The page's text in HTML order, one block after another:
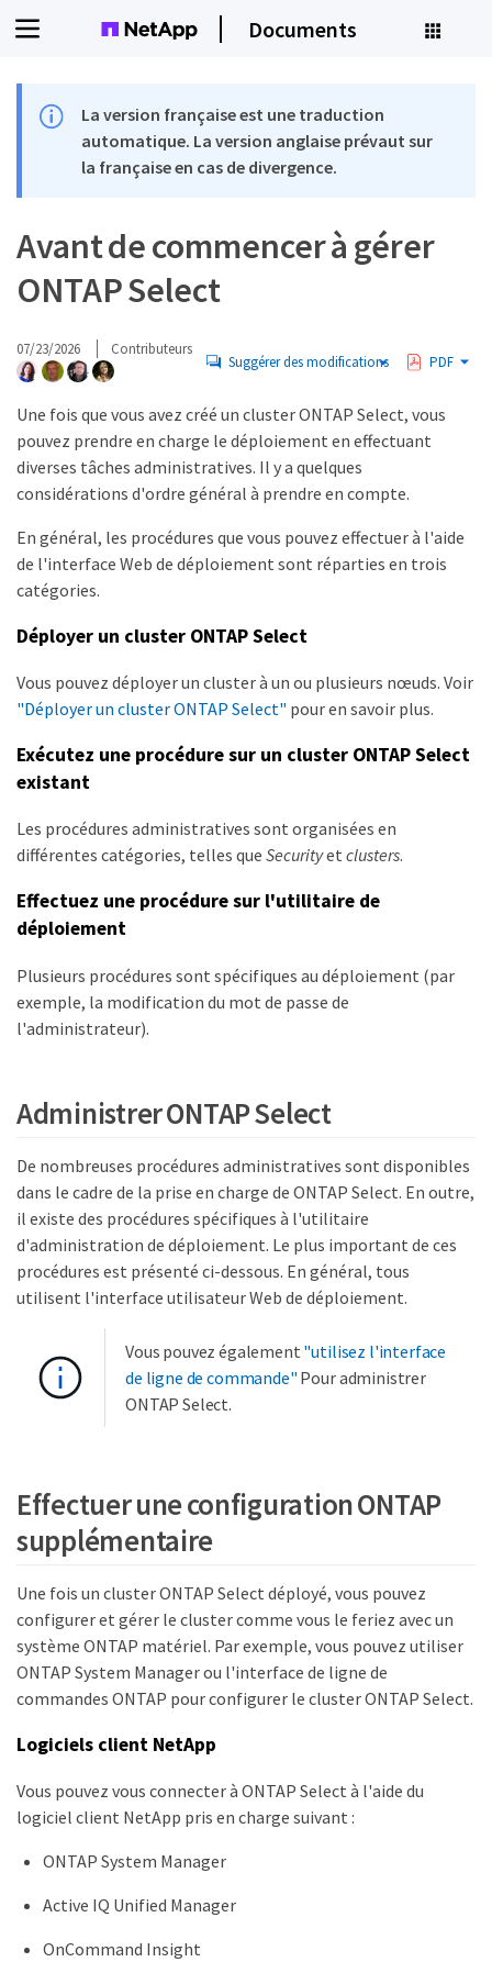
Documents
La version française est une traduction
automatique. La version anglaise prévaut sur
la française en cas de divergence.
Avant de commencer à gérer
ONTAP Select
07/23/2026 Contributeurs
Suggérer des modifications PDF
Une fois que vous avez créé un cluster ONTAP Select, vous
pouvez prendre en charge le déploiement en effectuant
diverses tâches administratives. Il y a quelques
considérations d'ordre général à prendre en compte.
En général, les procédures que vous pouvez effectuer à l'aide
de l'interface Web de déploiement sont réparties en trois
catégories.
Déployer un cluster ONTAP Select
Vous pouvez déployer un cluster à un ou plusieurs nœuds. Voir
"Déployer un cluster ONTAP Select" pour en savoir plus.
Exécutez une procédure sur un cluster ONTAP Select
existant
Les procédures administratives sont organisées en
différentes catégories, telles que Securityet clusters.
Effectuez une procédure sur l'utilitaire de
déploiement
Plusieurs procédures sont spécifiques au déploiement (par
exemple, la modification du mot de passe de
l'administrateur).
Administrer ONTAP Select
De nombreuses procédures administratives sont disponibles
dans le cadre de la prise en charge de ONTAP Select. En outre,
il existe des procédures spécifiques à l'utilitaire
d'administration de déploiement. Le plus important de ces
procédures est présenté ci-dessous. En général, tous
utilisent l'interface utilisateur Web de déploiement.
Vous pouvez également "utilisez l'interface
de ligne de commande" Pour administrer
ONTAP Select.
Effectuer une configuration ONTAP
supplémentaire
Une fois un cluster ONTAP Select déployé, vous pouvez
configurer et gérer le cluster comme vous le feriez avec un
système ONTAP matériel. Par exemple, vous pouvez utiliser
ONTAP System Manager ou l'interface de ligne de
commandes ONTAP pour configurer le cluster ONTAP Select.
Logiciels client NetApp
Vous pouvez vous connecter à ONTAP Select à l'aide du
logiciel client NetApp pris en charge suivant :
ONTAP System Manager
Active IQ Unified Manager
OnCommand Insight